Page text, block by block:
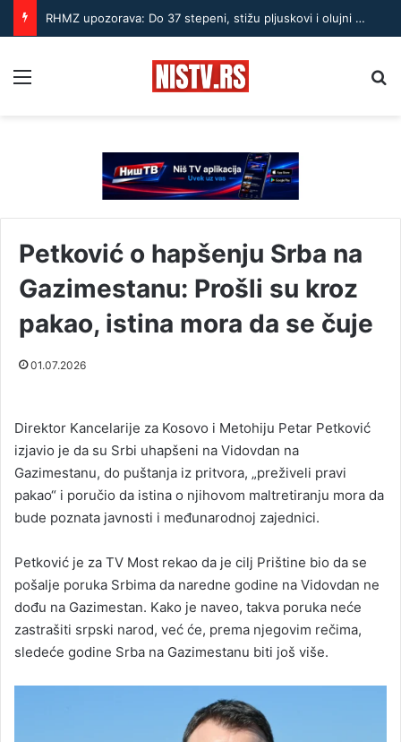
RHMZ upozorava: Do 37 stepeni, stižu pljuskovi i olujni vetar – ekstremna opasnost od požara
Petković o hapšenju Srba na
Gazimestanu: Prošli su kroz
pakao, istina mora da se čuje
01.07.2026
Direktor Kancelarije za Kosovo i Metohiju Petar Petković
izjavio je da su Srbi uhapšeni na Vidovdan na
Gazimestanu, do puštanja iz pritvora, „preživeli pravi
pakao“ i poručio da istina o njihovom maltretiranju mora da
bude poznata javnosti i međunarodnoj zajednici.
Petković je za TV Most rekao da je cilj Prištine bio da se
pošalje poruka Srbima da naredne godine na Vidovdan ne
dođu na Gazimestan. Kako je naveo, takva poruka neće
zastrašiti srpski narod, već će, prema njegovim rečima,
sledeće godine Srba na Gazimestanu biti još više.